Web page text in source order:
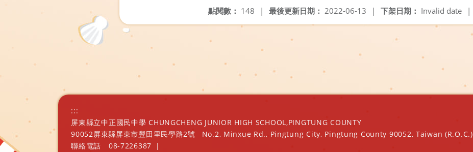
下架日期： Invalid date |
最後更新日期： 2022-06-13 |
點閱數： 148 |
:::
屏東縣立中正國民中學 CHUNGCHENG JUNIOR HIGH SCHOOL,PINGTUNG COUNTY
90052屏東縣屏東市豐田里民學路2號
No.2, Minxue Rd., Pingtung City, Pingtung County 90052, Taiwan (R.O.C.)
聯絡電話
08-7226387
|